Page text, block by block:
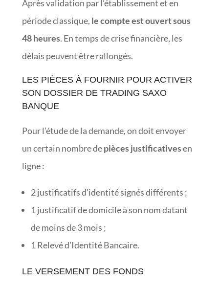
Après validation par l’établissement et en
période classique, le compte est ouvert sous
48 heures. En temps de crise financière, les
délais peuvent être rallongés.
LES PIÈCES À FOURNIR POUR ACTIVER
SON DOSSIER DE TRADING SAXO
BANQUE
Pour l’étude de la demande, on doit envoyer
un certain nombre depièces justificativesen
ligne :
2 justificatifs d’identité signés différents ;
1 justificatif de domicile à son nom datant
de moins de 3 mois ;
1 Relevé d’Identité Bancaire.
LE VERSEMENT DES FONDS